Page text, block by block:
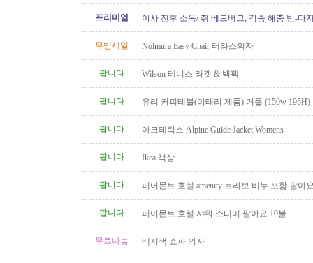
프리미엄 이사 전후 소독/ 쥐,베드버그, 각종 해충 방-다
무빙세일 Nolmura Easy Chair 테라스의자
팝니다 Wilson 테니스 라켓 & 백팩
팝니다 유리 커피테불(이태리 제품) 거울 (150w 195H)
팝니다 아크테릭스 Alpine Guide Jacket Womens
팝니다 Ikea 책상
팝니다 페어몬트 호텔 amenity 르라보 비누 포함 팔아
팝니다 페어몬트 호텔 샤워 스티머 팔아요 10불
무료나눔 베지색 쇼파 의자